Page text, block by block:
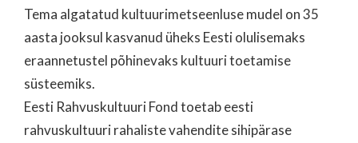
Tema algatatud kultuurimetseenluse mudel on 35
aasta jooksul kasvanud üheks Eesti olulisemaks
eraannetustel põhinevaks kultuuri toetamise
süsteemiks.
Eesti Rahvuskultuuri Fond toetab eesti
rahvuskultuuri rahaliste vahendite sihipärase